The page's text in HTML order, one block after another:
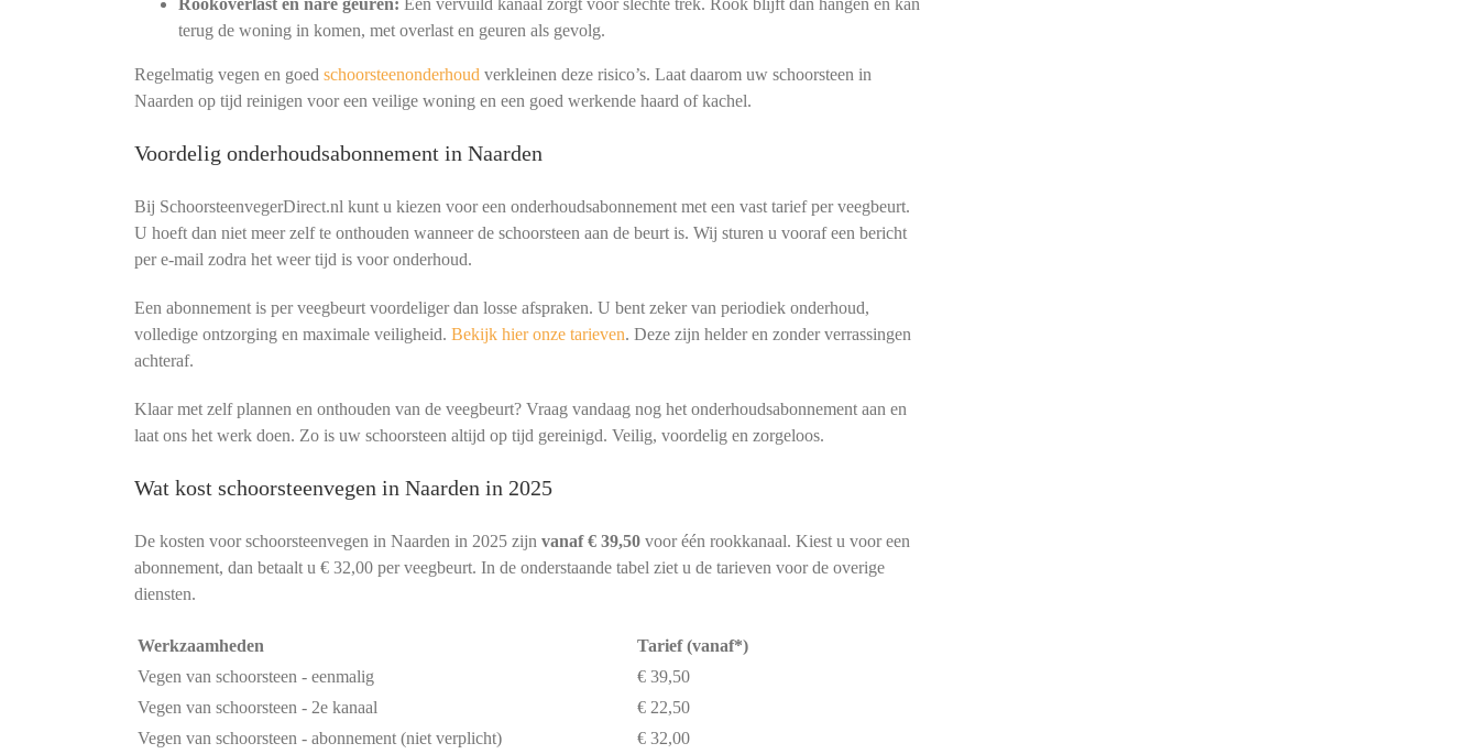
terug de woning in komen, met overlast en geuren als gevolg.
Regelmatig vegen en goed schoorsteenonderhoud verkleinen deze risico’s. Laat daarom uw schoorsteen in
Naarden op tijd reinigen voor een veilige woning en een goed werkende haard of kachel.
Voordelig onderhoudsabonnement in Naarden
Bij SchoorsteenvegerDirect.nl kunt u kiezen voor een onderhoudsabonnement met een vast tarief per veegbeurt.
U hoeft dan niet meer zelf te onthouden wanneer de schoorsteen aan de beurt is. Wij sturen u vooraf een bericht
per e-mail zodra het weer tijd is voor onderhoud.
Een abonnement is per veegbeurt voordeliger dan losse afspraken. U bent zeker van periodiek onderhoud,
volledige ontzorging en maximale veiligheid. Bekijk hier onze tarieven. Deze zijn helder en zonder verrassingen
achteraf.
Klaar met zelf plannen en onthouden van de veegbeurt? Vraag vandaag nog het onderhoudsabonnement aan en
laat ons het werk doen. Zo is uw schoorsteen altijd op tijd gereinigd. Veilig, voordelig en zorgeloos.
Wat kost schoorsteenvegen in Naarden in 2025
De kosten voor schoorsteenvegen in Naarden in 2025 zijn vanaf € 39,50voor één rookkanaal. Kiest u voor een
abonnement, dan betaalt u € 32,00 per veegbeurt. In de onderstaande tabel ziet u de tarieven voor de overige
diensten.
Werkzaamheden
Tarief (vanaf*)
Vegen van schoorsteen - eenmalig
€ 39,50
Vegen van schoorsteen - 2e kanaal
€ 22,50
Vegen van schoorsteen - abonnement (niet verplicht)
€ 32,00